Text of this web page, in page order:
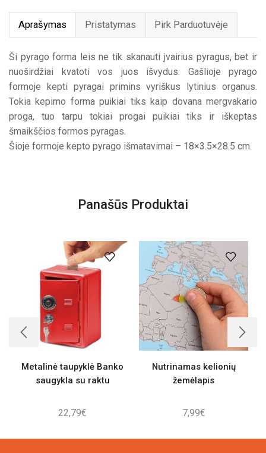
Aprašymas Pristatymas Pirk Parduotuvėje
Ši pyrago forma leis ne tik skanauti įvairius pyragus, bet ir
nuoširdžiai kvatoti vos juos išvydus. Gašlioje pyrago
formoje kepti pyragai primins vyriškus lytinius organus.
Tokia kepimo forma puikiai tiks kaip dovana mergvakario
proga, tuo tarpu tokiai progai puikiai tiks ir iškeptas
šmaikščios formos pyragas.
Šioje formoje kepto pyrago išmatavimai – 18×3.5×28.5 cm.
Panašūs Produktai
Metalinė taupyklė Banko
saugykla su raktu
22,79€
Nutrinamas kelionių
žemėlapis
7,99€